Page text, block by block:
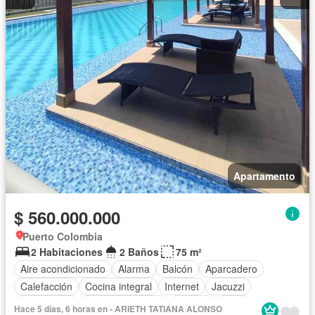
Apartamento
$ 560.000.000
Puerto Colombia
2 Habitaciones
2 Baños
75 m²
Aire acondicionado
Alarma Balcón
Aparcadero
Calefacción
Cocina integral Internet
Jacuzzi
Gas natural
Vista panorámica Terraza
Hace 5 días, 6 horas en - ARIETH TATIANA ALONSO